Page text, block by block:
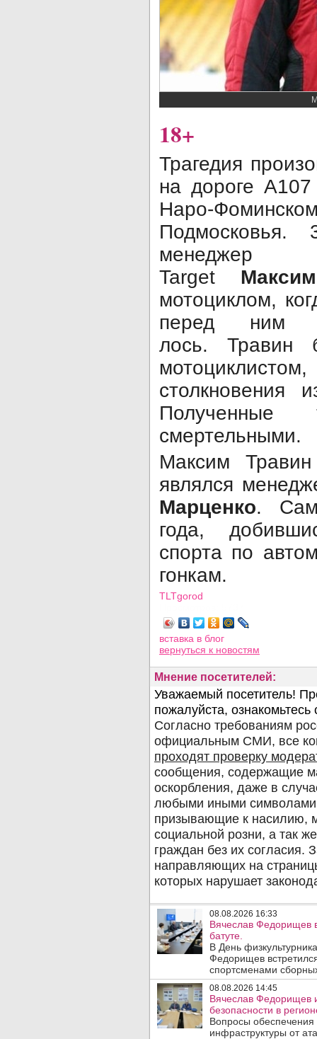
18+
Трагедия
на дороге
Наро-
Подмосковья.
менеджер
Target
мотоциклом,
перед ним
лось. Травин
столкновения
Полученные
смертельными.
Максим
являлся
Марценко.
года,
спорта по
гонкам.
TLTgorod
вставка в блог
вернуться к новостям
Мнение посетителей:
08.08.2026 16:33
Вячеслав Федорищев
батуте.
В День
Федорищев
спортсменами
08.08.2026 14:45
Вячеслав Федорищев
безопасности в
Вопросы обеспечения
инфраструктуры от